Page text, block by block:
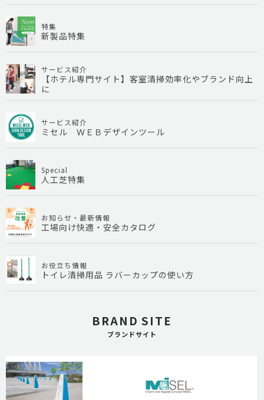
特集
新製品特集
サービス紹介
【ホテル専門サイト】客室清掃効率化やブランド向上
に
サービス紹介
ミセル ＷＥＢデザインツール
Special
人工芝特集
お知らせ・最新情報
工場向け快適・安全カタログ
お役立ち情報
トイレ清掃用品 ラバーカップの使い方
BRAND SITE
ブランドサイト